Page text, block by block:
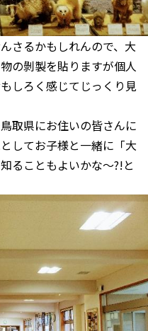
さるかもしれんので、大
の剝製を貼りますが個人
しろく感じてじっくり見
取県にお住いの皆さんに
してお子様と一緒に「大
ることもよいかな～?!と